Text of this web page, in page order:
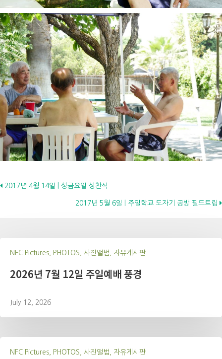
Posts
2017년 4월 14일 | 성금요일 성찬식
2017년 5월 6일 | 주일학교 도자기 공방 필드트립
NFC Pictures, PHOTOS, 사진앨범, 자유게시판
2026년 7월 12일 주일예배 풍경
July 12, 2026
NFC Pictures, PHOTOS, 사진앨범, 자유게시판